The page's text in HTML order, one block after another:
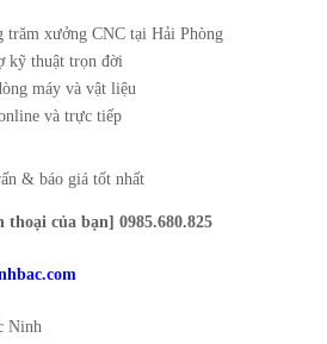
trăm xưởng CNC tại Hải Phòng
kỹ thuật trọn đời
máy và vật liệu
và trực tiếp
& báo giá tốt nhất
thoại của bạn] 0985.680.825
Ninh